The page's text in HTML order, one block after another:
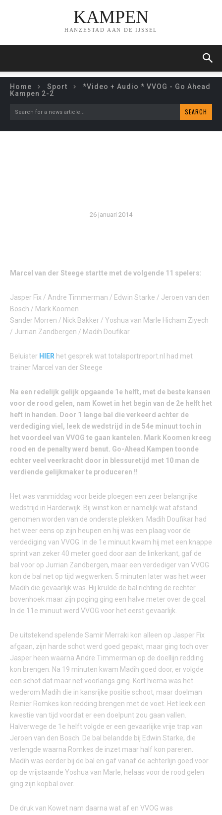
KAMPEN
HANZESTAD AAN DE IJSSEL
Home Sport
*Video + Audio * VVOG - Go Ahead
Kampen 2-2
Search for a news article... SEARCH
26 januari 2014
Marcel van der Steege startte met de volgende 11 spelers:
Jasper Fix / Andre Timmerman / Edwin Starke / Jeroen van den
Bosch / Mark Koomen
Sander Morren / Nick Bakker / Yoshua van Marle Hicham Ziyech
/ Jurrian Zandbergen / Madih Doufikar
Beluister HIER het gesprek wat totalsportreport.nl had met
trainer Marcel van der Steege
Na een redelijk gelijk opgaande 1e helft, met de beste kansen
voor de rood gelen, nam Kowet in het begin van de 2e helft het
heft in handen. Door 1 lange bal die verkeerd achter de
verdediging viel, leek de wedstrijd in de 54e minuut toch in
het voordeel van VVOG te gaan kantelen. Mark Koomen kreeg
rood en de penalty werd benut. Go-Ahead Kampen toonde
echter veel veerkracht door in blessuretijd met 10 man de
verdiende gelijkmaker te produceren !!
Het was vanmiddag voor beide ploegen een zeer belangrijke
wedstrijd in Harderwijk. Bij winst kon er namelijk wat afstand
genomen worden van de onderste plekken. Madih Doufikar had
het weer eens op zijn heupen en hij was een plaag voor de
verdediging van VVOG. In de 1e minuut kwam hij met een knappe
sprint van zeker 40 meter goed door aan de linkerkant, gaf de
bal voor op Jurrian Zandbergen, maar een verdediger van VVOG
kon de bal net op tijd wegwerken. 5 minuten later was het weer
Madih die gevaarlijk was. Hij krulde de bal richting de rechter
bovenhoek maar zijn poging ging een halve meter over de goal.
In de 11e minuut werd VVOG voor het eerst gevaarlijk.
De uitstekend spelende Samir Merraki kon alleen op Jasper Fix
afgaan, zijn harde schot werd goed gepakt, maar ging toch over
Jasper heen waarna Andre Timmerman op de doellijn redding
kon brengen. Na 19 minuten kwam Madih goed door, er volgde
een schot dat maar net voorlangs ging. Kort hierna was het
wederom Madih die in kansrijke positie schoot, maar doelman
Reinier Romkes kon redding brengen met de voet. Het leek een
kwestie van tijd voordat er een doelpunt zou gaan vallen.
Halverwege de 1e helft volgde er een gevaarlijke vrije trap van
Jeroen van den Bosch. De bal belandde bij Edwin Starke, die
verlengde waarna Romkes de inzet maar half kon pareren.
Madih was eerder bij de bal en gaf vanaf de achterlijn goed voor
op de vrijstaande Yoshua van Marle, helaas voor de rood gelen
ging zijn kopbal over.
De druk van Kowet nam daarna wat af en VVOG was